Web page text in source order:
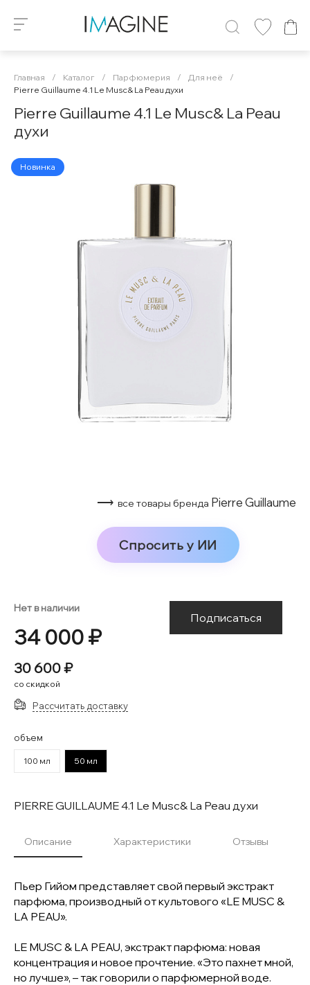
Главная / Каталог / Парфюмерия / Для неё
/
Pierre Guillaume 4.1 Le Musc& La Peau духи
Pierre Guillaume 4.1 Le Musc& La Peau
духи
Новинка
⟶ все товары бренда Pierre Guillaume
Спросить у ИИ
Нет в наличии
34 000 ₽
30 600 ₽
со скидкой
Подписаться
Рассчитать доставку
объем
100 мл 50 мл
PIERRE GUILLAUME 4.1 Le Musc& La Peau духи
Описание Характеристики Отзывы
Пьер Гийом представляет свой первый экстракт
парфюма, производный от культового «LE MUSC &
LA PEAU».
LE MUSC & LA PEAU, экстракт парфюма: новая
концентрация и новое прочтение. «Это пахнет мной,
но лучше», – так говорили о парфюмерной воде.